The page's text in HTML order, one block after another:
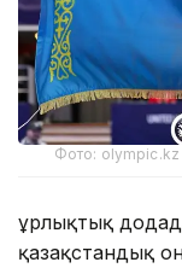
Фото: olympic.kz
Құрлықтық
қазақстандық